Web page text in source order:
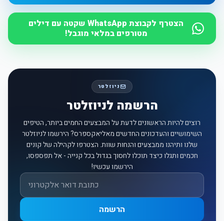
הצטרף לקבוצת WhatsApp שקטה עם דילים
מטורפים במלאי מוגבל!
ניוזלטר
הרשמה לניוזלטר
רוצים להיות הראשונים לדעת על המבצעים החמים ביותר, הטיפים
השימושיים והעדכונים החדשים מאליאקספרס? הירשמו לניוזלטר
שלנו ותיהנו ממבצעים והנחות שוות. הצטרפו לקהילה של קונים
חכמים ותגלו כיצד תוכלו לחסוך בגדול בכל קנייה - אל תפספסו,
הירשמו עכשיו!
אימייל
הרשמה